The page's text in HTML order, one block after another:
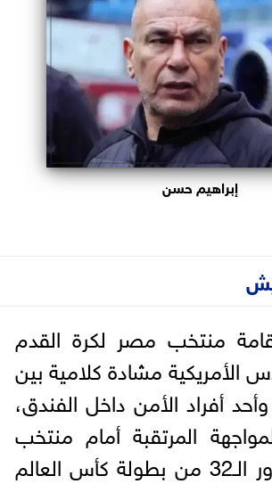
إبراهيم حسن
منتخب مصر لكرة القدم
الأمريكية مشادة كلامية بين
أفراد الأمن داخل الفندق،
المرتقبة أمام منتخب
أستراليا في دور الـ32 من بطولة كأس العالم